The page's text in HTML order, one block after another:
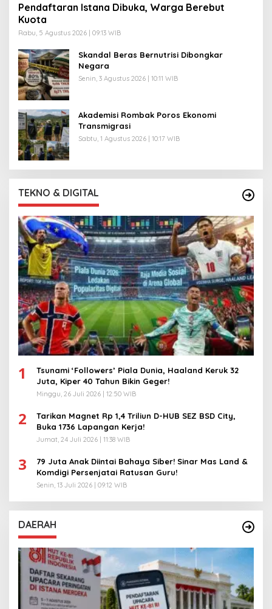
Pendaftaran Istana Dibuka, Warga Berebut
Kuota
Rabu, 5 Agustus 2026 | 09:13 WIB
Skandal Beras Bernutrisi Dibongkar
Negara
Senin, 3 Agustus 2026 | 10:11 WIB
Akademisi Rombak Poros Ekonomi
Transmigrasi
Sabtu, 1 Agustus 2026 | 10:17 WIB
TEKNO & DIGITAL
1
Tsunami ‘Followers’ Piala Dunia, Haaland Keruk 32
Juta, Kiper 40 Tahun Bikin Geger!
Minggu, 26 Juli 2026 | 12:50 WIB
2
Tarikan Magnet Rp 1,4 Triliun D-HUB SEZ BSD City,
Buka 1736 Lapangan Kerja!
Jumat, 24 Juli 2026 | 11:38 WIB
3
79 Juta Anak Diintai Bahaya Siber! Sinar Mas Land &
Komdigi Persenjatai Ratusan Guru!
Senin, 13 Juli 2026 | 09:12 WIB
DAERAH